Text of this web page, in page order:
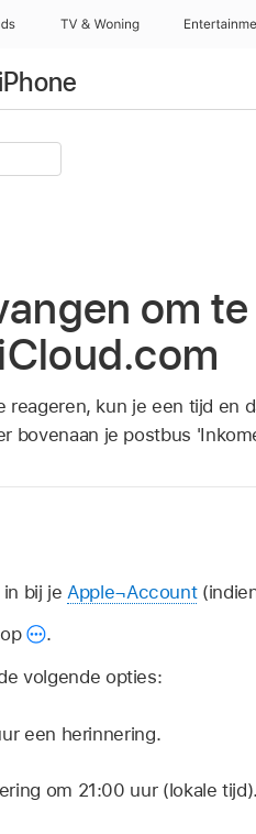
TV & Woning
om
kun je een tijd en
bovenaan je postbus
bij je Apple¬Account
op
.
volgende opties:
een herinnering.
om 21:00 uur (lokale tijd).